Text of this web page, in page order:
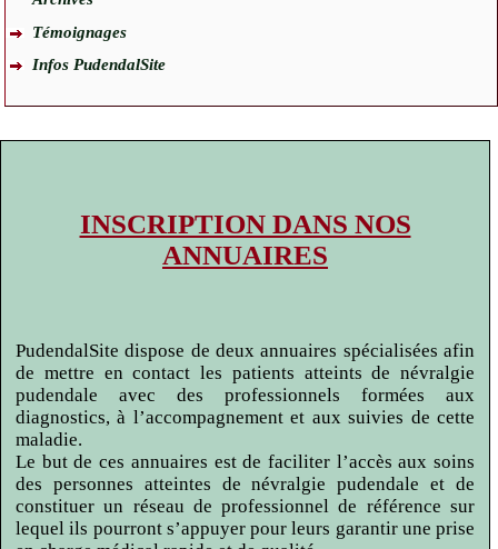
Témoignages
Infos PudendalSite
INSCRIPTION DANS NOS
ANNUAIRES
PudendalSite dispose de deux annuaires spécialisées afin
de mettre en contact les patients atteints de névralgie
pudendale avec des professionnels formées aux
diagnostics, à l’accompagnement et aux suivies de cette
maladie.
Le but de ces annuaires est de faciliter l’accès aux soins
des personnes atteintes de névralgie pudendale et de
constituer un réseau de professionnel de référence sur
lequel ils pourront s’appuyer pour leurs garantir une prise